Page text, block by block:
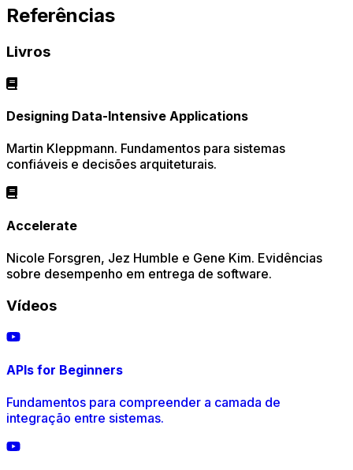
Referências
Livros
Designing Data-Intensive Applications
Martin Kleppmann. Fundamentos para sistemas
confiáveis e decisões arquiteturais.
Accelerate
Nicole Forsgren, Jez Humble e Gene Kim. Evidências
sobre desempenho em entrega de software.
Vídeos
APIs for Beginners
Fundamentos para compreender a camada de
integração entre sistemas.